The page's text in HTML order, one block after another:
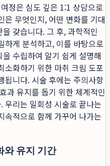
정은 심도 깊은 1:1 상담으로
은 무엇인지, 어떤 변화를 기대
갖습니다. 그 후, 과학적인
하게 분석하고, 이를 바탕으로
을 수립하여 알기 쉽게 설명해
소화하기 위한 마취 크림 도포
됩니다. 시술 후에는 주의사항
과 유지를 돕기 위한 체계적인
우리는 일회성 시술로 끝나는
속적으로 함께 가꾸어 나가는
와 유지 기간